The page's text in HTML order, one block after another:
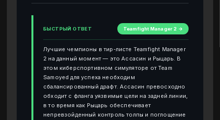
БЫСТРЫЙ ОТВЕТ Teamfight Manager 2 →
Лучшие чемпионы в тир-листе Teamfight Manager
2 на данный момент — это Ассасин и Рыцарь. В
этом киберспортивном симуляторе от Team
Samoyed для успеха необходим
сбалансированный драфт. Ассасин превосходно
обходит с фланга уязвимые цели на задней линии,
в то время как Рыцарь обеспечивает
непревзойденный контроль толпы и поглощение